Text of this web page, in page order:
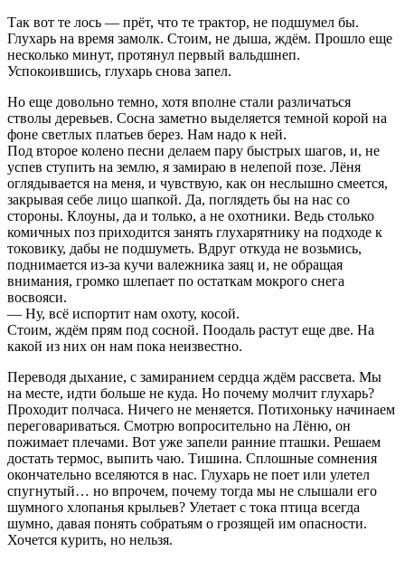
Так вот те лось — прёт, что те трактор, не подшумел бы.
Глухарь на время замолк. Стоим, не дыша, ждём. Прошло еще
несколько минут, протянул первый вальдшнеп.
Успокоившись, глухарь снова запел.
Но еще довольно темно, хотя вполне стали различаться
стволы деревьев. Сосна заметно выделяется темной корой на
фоне светлых платьев берез. Нам надо к ней.
Под второе колено песни делаем пару быстрых шагов, и, не
успев ступить на землю, я замираю в нелепой позе. Лёня
оглядывается на меня, и чувствую, как он неслышно смеется,
закрывая себе лицо шапкой. Да, поглядеть бы на нас со
стороны. Клоуны, да и только, а не охотники. Ведь столько
комичных поз приходится занять глухарятнику на подходе к
токовику, дабы не подшуметь. Вдруг откуда не возьмись,
поднимается из-за кучи валежника заяц и, не обращая
внимания, громко шлепает по остаткам мокрого снега
восвояси.
— Ну, всё испортит нам охоту, косой.
Стоим, ждём прям под сосной. Поодаль растут еще две. На
какой из них он нам пока неизвестно.
Переводя дыхание, с замиранием сердца ждём рассвета. Мы
на месте, идти больше не куда. Но почему молчит глухарь?
Проходит полчаса. Ничего не меняется. Потихоньку начинаем
переговариваться. Смотрю вопросительно на Лёню, он
пожимает плечами. Вот уже запели ранние пташки. Решаем
достать термос, выпить чаю. Тишина. Сплошные сомнения
окончательно вселяются в нас. Глухарь не поет или улетел
спугнутый… но впрочем, почему тогда мы не слышали его
шумного хлопанья крыльев? Улетает с тока птица всегда
шумно, давая понять собратьям о грозящей им опасности.
Хочется курить, но нельзя.